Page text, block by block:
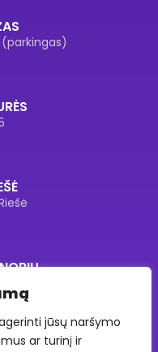
jūsų naršymo
ar turinį ir
(parkingas)
Vilnius